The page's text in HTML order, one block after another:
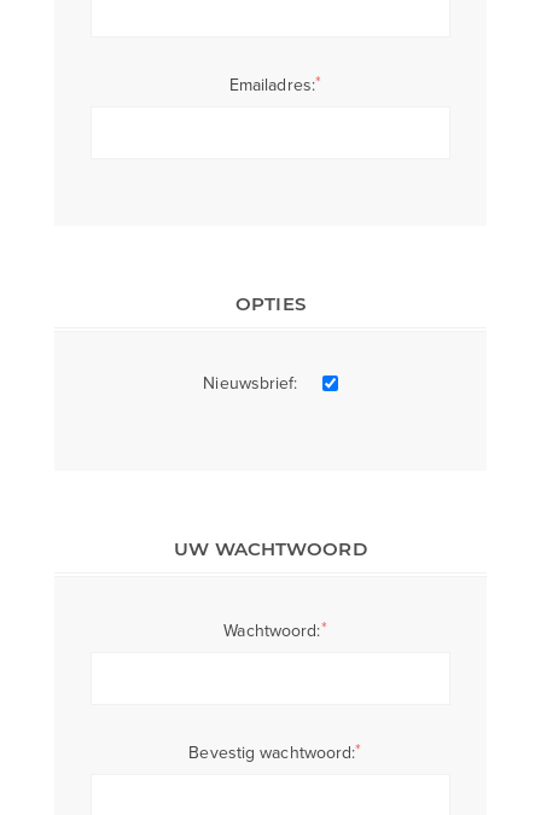
Emailadres:*
OPTIES
Nieuwsbrief:
UW WACHTWOORD
Wachtwoord:*
Bevestig wachtwoord:*